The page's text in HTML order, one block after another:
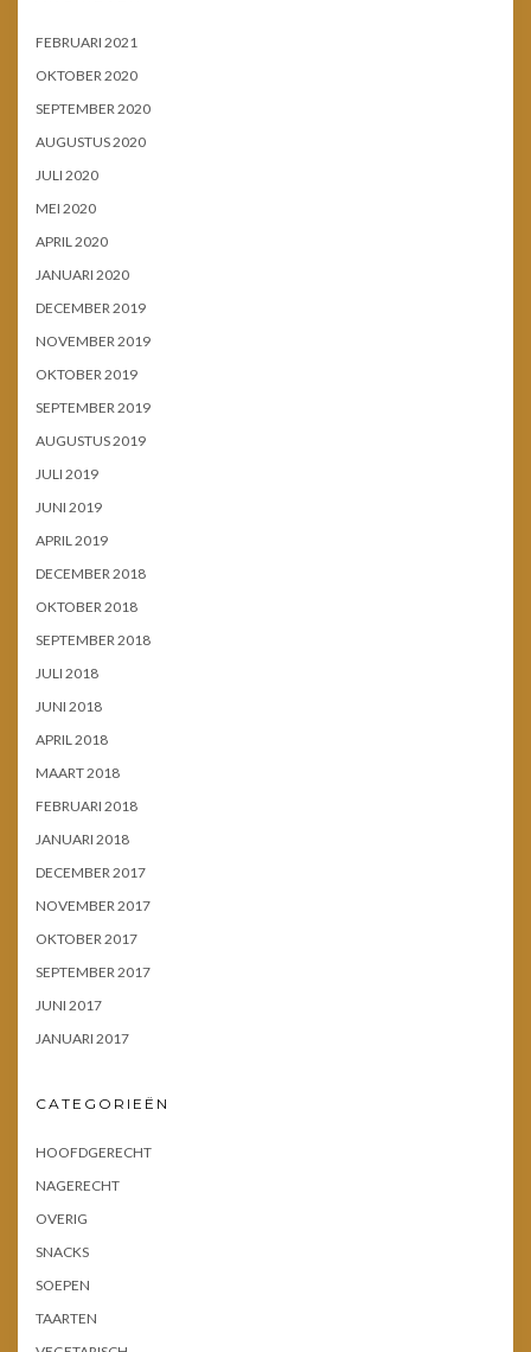
FEBRUARI 2021
OKTOBER 2020
SEPTEMBER 2020
AUGUSTUS 2020
JULI 2020
MEI 2020
APRIL 2020
JANUARI 2020
DECEMBER 2019
NOVEMBER 2019
OKTOBER 2019
SEPTEMBER 2019
AUGUSTUS 2019
JULI 2019
JUNI 2019
APRIL 2019
DECEMBER 2018
OKTOBER 2018
SEPTEMBER 2018
JULI 2018
JUNI 2018
APRIL 2018
MAART 2018
FEBRUARI 2018
JANUARI 2018
DECEMBER 2017
NOVEMBER 2017
OKTOBER 2017
SEPTEMBER 2017
JUNI 2017
JANUARI 2017
CATEGORIEËN
HOOFDGERECHT
NAGERECHT
OVERIG
SNACKS
SOEPEN
TAARTEN